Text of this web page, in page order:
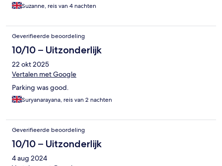
Suzanne, reis van 4 nachten
Geverifieerde beoordeling
10/10 – Uitzonderlijk
22 okt 2025
Vertalen met Google
Parking was good.
Suryanarayana, reis van 2 nachten
Geverifieerde beoordeling
10/10 – Uitzonderlijk
4 aug 2024